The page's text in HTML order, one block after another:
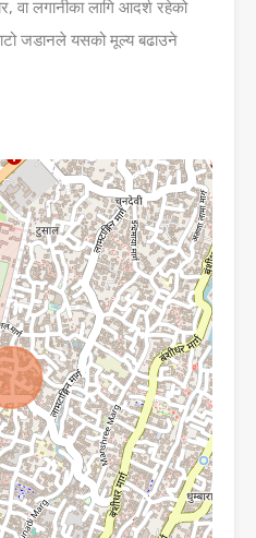
वा लगानीका लागि आदर्श रहेको
जडानले यसको मूल्य बढाउने